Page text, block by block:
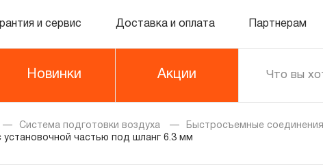
и сервис Доставка и оплата Партнерам
Новинки Акции
Система подготовки воздуха
Быстросъемные
частью под шланг 6.3 мм